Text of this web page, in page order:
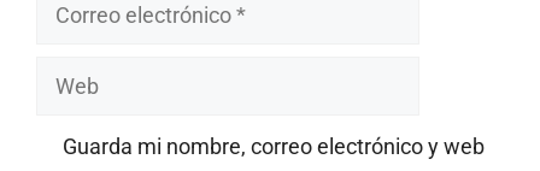
Web
Guarda mi nombre, correo electrónico y web